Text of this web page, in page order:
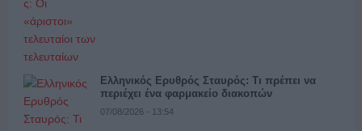
Ελληνικός Ερυθρός Σταυρός: Τι πρέπει να
περιέχει ένα φαρμακείο διακοπών
07/08/2026 - 13:54